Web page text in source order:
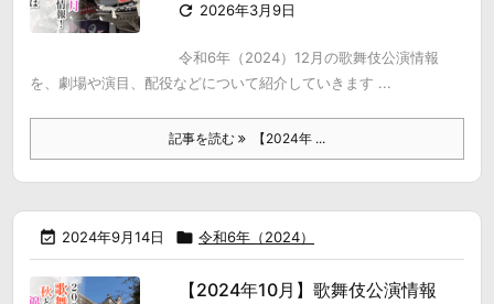
 2026年3月9日
令和6年（2024）12月の歌舞伎公演情報
を、劇場や演目、配役などについて紹介していきます ...
記事を読む 【2024年 ...
 2024年9月14日  令和6年（2024）
【2024年10月】歌舞伎公演情報